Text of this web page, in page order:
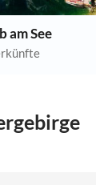
am See